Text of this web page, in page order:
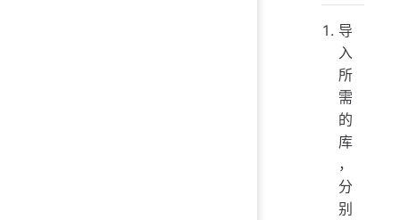
导
入
所
需
的
库
，
分
别